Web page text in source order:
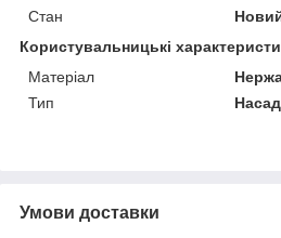
Стан
Користувальницькі
Матеріал
Тип
Умови доставки